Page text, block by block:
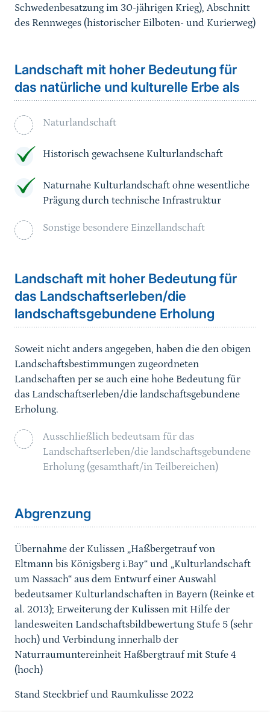
Schwedenbesatzung im 30-jährigen Krieg), Abschnitt
des Rennweges (historischer Eilboten- und Kurierweg)
Landschaft mit hoher Bedeutung für
das natürliche und kulturelle Erbe als
Naturlandschaft
Historisch gewachsene Kulturlandschaft
Naturnahe Kulturlandschaft ohne wesentliche
Prägung durch technische Infrastruktur
Sonstige besondere Einzellandschaft
Landschaft mit hoher Bedeutung für
das Landschaftserleben/die
landschaftsgebundene Erholung
Soweit nicht anders angegeben, haben die den obigen
Landschaftsbestimmungen zugeordneten
Landschaften per se auch eine hohe Bedeutung für
das Landschaftserleben/die landschaftsgebundene
Erholung.
Ausschließlich bedeutsam für das
Landschaftserleben/die landschaftsgebundene
Erholung (gesamthaft/in Teilbereichen)
Abgrenzung
Übernahme der Kulissen „Haßbergetrauf von
Eltmann bis Königsberg i.Bay“ und „Kulturlandschaft
um Nassach“ aus dem Entwurf einer Auswahl
bedeutsamer Kulturlandschaften in Bayern (Reinke et
al. 2013); Erweiterung der Kulissen mit Hilfe der
landesweiten Landschaftsbildbewertung Stufe 5 (sehr
hoch) und Verbindung innerhalb der
Naturraumuntereinheit Haßbergtrauf mit Stufe 4
(hoch)
Stand Steckbrief und Raumkulisse 2022